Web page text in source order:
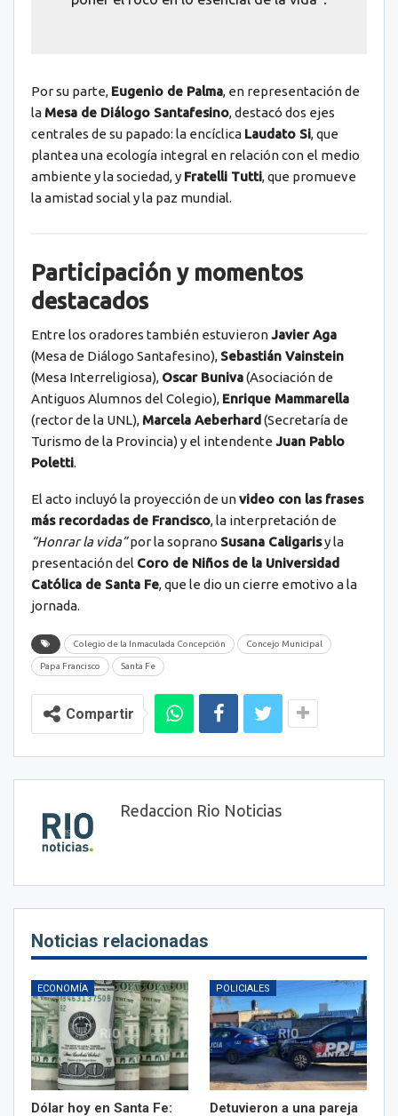
Por su parte, Eugenio de Palma, en representación de
la Mesa de Diálogo Santafesino, destacó dos ejes
centrales de su papado: la encíclica Laudato Si, que
plantea una ecología integral en relación con el medio
ambiente y la sociedad, y Fratelli Tutti, que promueve
la amistad social y la paz mundial.
Participación y momentos
destacados
Entre los oradores también estuvieronJavier Aga
(Mesa de Diálogo Santafesino), Sebastián Vainstein
(Mesa Interreligiosa), Oscar Buniva(Asociación de
Antiguos Alumnos del Colegio), Enrique Mammarella
(rector de la UNL), Marcela Aeberhard (Secretaría de
Turismo de la Provincia) y el intendente Juan Pablo
Poletti.
El acto incluyó la proyección de unvideo con las frases
más recordadas de Francisco, la interpretación de
“Honrar la vida”por la soprano Susana Caligarisy la
presentación del Coro de Niños de la Universidad
Católica de Santa Fe, que le dio un cierre emotivo a la
jornada.
Colegio de la Inmaculada Concepción Concejo Municipal
Papa Francisco Santa Fe
Compartir
Redaccion Rio Noticias
Noticias relacionadas
ECONOMÍA
Dólar hoy en Santa Fe:
POLICIALES
Detuvieron a una pareja